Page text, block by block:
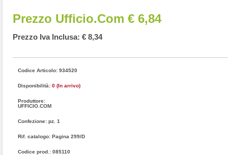
Prezzo Ufficio.com € 6,84
Prezzo Iva Inclusa: € 8,34
Codice Articolo: 934520
Disponibilità: 0 (In arrivo)
Produttore:
UFFICIO.COM
Confezione: pz. 1
Rif. catalogo: Pagina 299/D
Codice prod.: 085110